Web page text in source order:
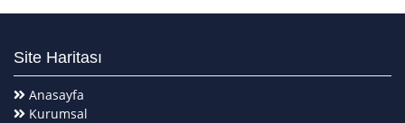
Site Haritası
Anasayfa
Kurumsal